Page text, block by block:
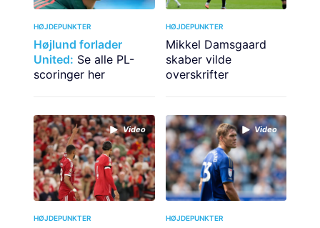
HØJDEPUNKTER
Højlund forlader
United: Se alle PL-
scoringer her
HØJDEPUNKTER
Mikkel Damsgaard
skaber vilde
overskrifter
Video
HØJDEPUNKTER
Video
HØJDEPUNKTER